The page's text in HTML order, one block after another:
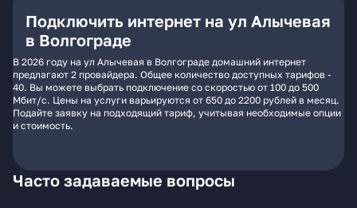
Подключить интернет на ул Алычевая
в Волгограде
В 2026 году на ул Алычевая в Волгограде домашний интернет
предлагают 2 провайдера. Общее количество доступных тарифов -
40. Вы можете выбрать подключение со скоростью от 100 до 500
Мбит/с. Цены на услуги варьируются от 650 до 2200 рублей в месяц.
Подайте заявку на подходящий тариф, учитывая необходимые опции
и стоимость.
Часто задаваемые вопросы